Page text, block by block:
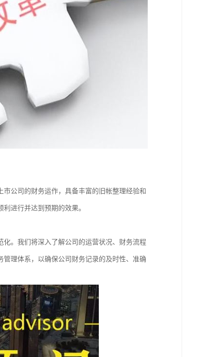
公司的财务运作，具备丰富的旧帐整理经验和
进行并达到预期的效果。
。我们将深入了解公司的运营状况、财务流程
理体系，以确保公司财务记录的及时性、准确